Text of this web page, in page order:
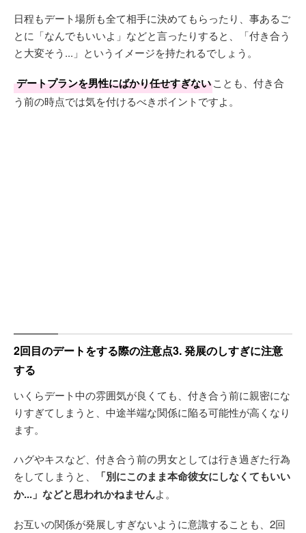
日程もデート場所も全て相手に決めてもらったり、事あるご
とに「なんでもいいよ」などと言ったりすると、「付き合う
と大変そう...」というイメージを持たれるでしょう。
デートプランを男性にばかり任せすぎないことも、付き合
う前の時点では気を付けるべきポイントですよ。
2回目のデートをする際の注意点3. 発展のしすぎに注意
する
いくらデート中の雰囲気が良くても、付き合う前に親密にな
りすぎてしまうと、中途半端な関係に陥る可能性が高くなり
ます。
ハグやキスなど、付き合う前の男女としては行き過ぎた行為
をしてしまうと、
「別にこのまま本命彼女にしなくてもいい
か...」などと思われかねませんよ。
お互いの関係が発展しすぎないように意識することも、2回